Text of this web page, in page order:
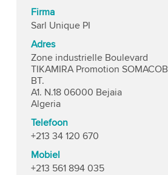
Firma
Sarl Unique PI
Adres
Zone industrielle Boulevard
TIKAMIRA Promotion SOMACOB
BT.
A1. N.18 06000 Bejaia
Algeria
Telefoon
+213 34 120 670
Mobiel
+213 561 894 035